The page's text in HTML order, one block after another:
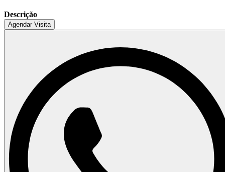
Descrição
Agendar Visita